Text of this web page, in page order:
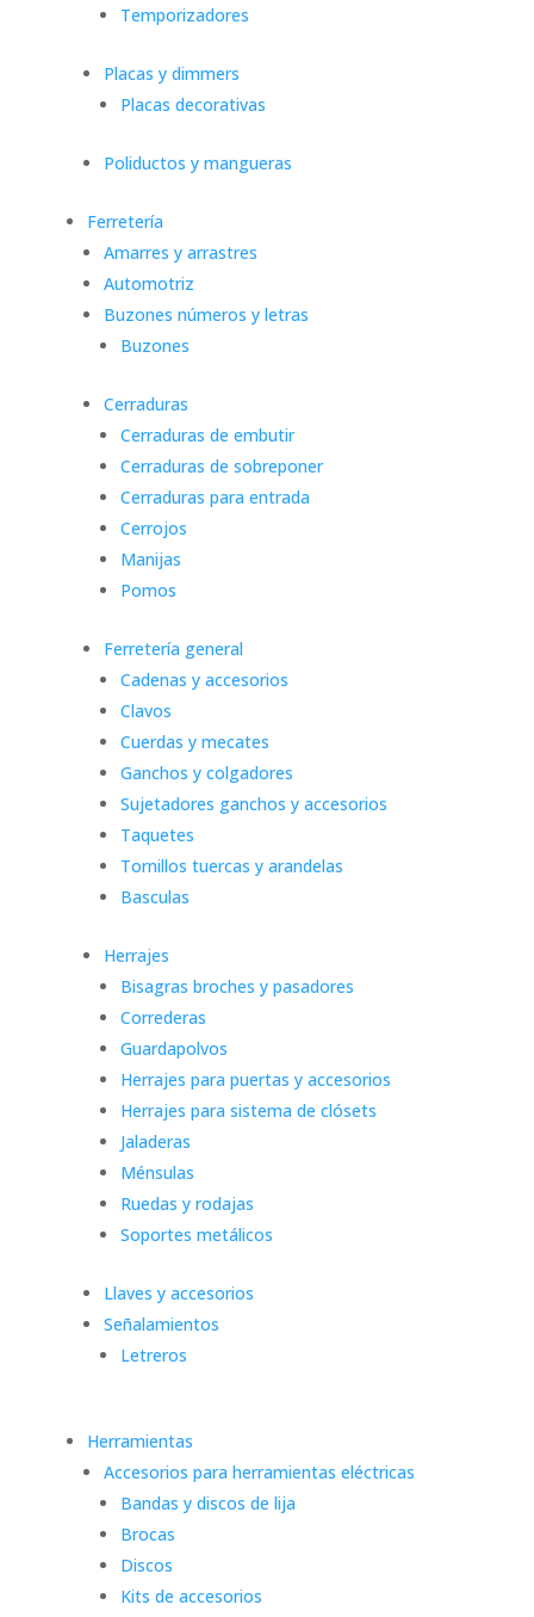
Temporizadores
Placas y dimmers
Placas decorativas
Poliductos y mangueras
Ferretería
Amarres y arrastres
Automotriz
Buzones números y letras
Buzones
Cerraduras
Cerraduras de embutir
Cerraduras de sobreponer
Cerraduras para entrada
Cerrojos
Manijas
Pomos
Ferretería general
Cadenas y accesorios
Clavos
Cuerdas y mecates
Ganchos y colgadores
Sujetadores ganchos y accesorios
Taquetes
Tornillos tuercas y arandelas
Basculas
Herrajes
Bisagras broches y pasadores
Correderas
Guardapolvos
Herrajes para puertas y accesorios
Herrajes para sistema de clósets
Jaladeras
Ménsulas
Ruedas y rodajas
Soportes metálicos
Llaves y accesorios
Señalamientos
Letreros
Herramientas
Accesorios para herramientas eléctricas
Bandas y discos de lija
Brocas
Discos
Kits de accesorios